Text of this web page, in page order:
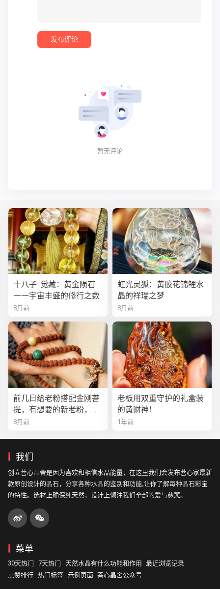
暂无评论
十八子·觉藏：黄金陨石
——宇宙丰盛的修行之数
8月前
虹光灵狐：黄胶花锦鲤水
晶的祥瑞之梦
8月前
前几日给老粉搭配金刚菩
提，有想要的新老粉，都
可以来排队
8月前
老板用双重守护的礼盒装
的黄财神！
1年前
我们
创立菩心晶舍是因为喜欢和相信水晶能量，在这里我们会发布菩心家最新
款原创设计的晶石，分享各种水晶的鉴别和功能,让你了解每种晶石彩宝
的特性。选材上确保纯天然，设计上倾注我们全部的爱与慈悲。
菜单
30天热门 7天热门 天然水晶有什么功能和作用
最近浏览记录
点赞排行 热门标签 示例页面 菩心晶舍公众号